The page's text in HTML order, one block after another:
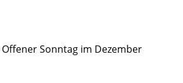
Offener Sonntag im Dezember